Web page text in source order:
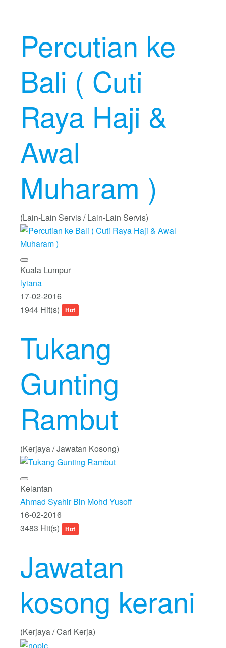
Percutian ke
Bali ( Cuti
Raya Haji &
Awal
Muharam )
(Lain-Lain Servis / Lain-Lain Servis)
Kuala Lumpur
lyiana
17-02-2016
1944 Hit(s)
Hot
Tukang
Gunting
Rambut
(Kerjaya / Jawatan Kosong)
Kelantan
Ahmad Syahir Bin Mohd Yusoff
16-02-2016
3483 Hit(s)
Hot
Jawatan
kosong kerani
(Kerjaya / Cari Kerja)